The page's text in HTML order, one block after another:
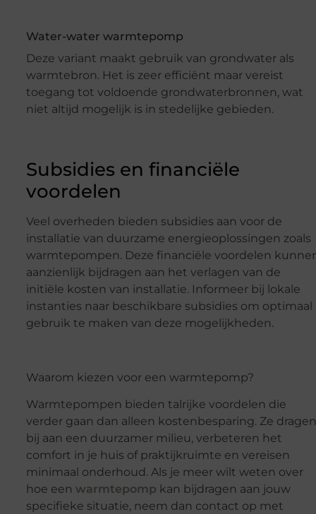
Water-water warmtepomp
Deze variant maakt gebruik van grondwater als
warmtebron. Het is zeer efficiënt maar vereist
toegang tot voldoende grondwaterbronnen, wat
niet altijd mogelijk is in stedelijke gebieden.
Subsidies en financiële
voordelen
Veel overheden bieden subsidies aan voor de
installatie van duurzame energieoplossingen zoals
warmtepompen. Deze financiële voordelen
aanzienlijk bijdragen aan het verlagen van de
initiële kosten van installatie. Informeer bij lokale
instanties naar beschikbare subsidies om optimaal
gebruik te maken van deze mogelijkheden.
Waarom kiezen voor een warmtepomp?
Warmtepompen bieden talrijke voordelen die
verder gaan dan alleen kostenbesparing. Ze dragen
bij aan een duurzamer milieu, verbeteren het
comfort in je huis of praktijkruimte en vereisen
minimaal onderhoud. Als je meer wilt weten over
hoe een warmtepomp kan bijdragen aan jouw
specifieke situatie, neem dan contact op met